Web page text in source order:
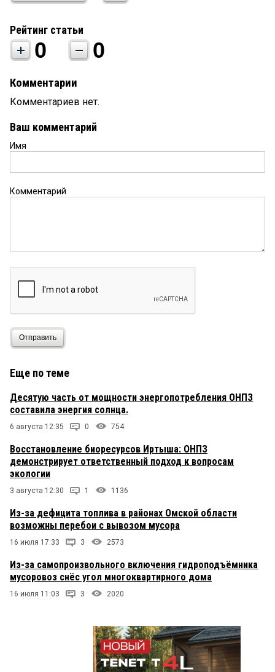
Рейтинг статьи
0 0
Комментарии
Комментариев нет.
Ваш комментарий
Имя
Комментарий
Отправить
Еще по теме
Десятую часть от мощности энергопотребления ОНПЗ
составила энергия солнца.
6 августа 12:35 0 754
Восстановление биоресурсов Иртыша: ОНПЗ
демонстрирует ответственный подход к вопросам
экологии
3 августа 12:30 1 1136
Из-за дефицита топлива в районах Омской области
возможны перебои с вывозом мусора
16 июля 17:33 3 2573
Из-за самопроизвольного включения гидроподъёмника
мусоровоз снёс угол многоквартирного дома
16 июля 11:03 3 2020